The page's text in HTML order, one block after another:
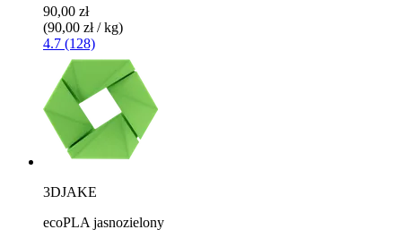
90,00 zł
(90,00 zł / kg)
4.7 (128)
3DJAKE
ecoPLA jasnozielony